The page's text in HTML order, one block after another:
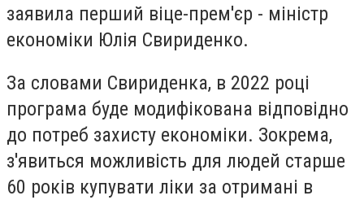
заявила перший віце-прем'єр - міністр
економіки Юлія Свириденко.
За словами Свириденка, в 2022 році
програма буде модифікована відповідно
до потреб захисту економіки. Зокрема,
з'явиться можливість для людей старше
60 років купувати ліки за отримані в